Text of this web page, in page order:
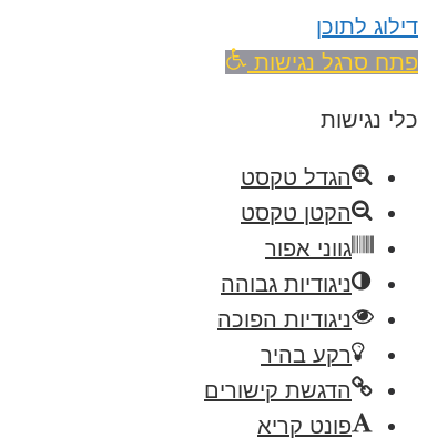
דילוג לתוכן
פתח סרגל נגישות
כלי נגישות
הגדל טקסט
הקטן טקסט
גווני אפור
ניגודיות גבוהה
ניגודיות הפוכה
רקע בהיר
הדגשת קישורים
פונט קריא